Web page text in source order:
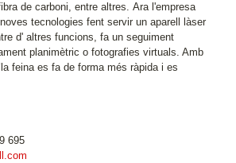
de carboni, entre altres. Ara l'empresa
tecnologies fent servir un aparell làser
d' altres funcions, fa un seguiment
planimètric o fotografies virtuals. Amb
feina es fa de forma més ràpida i es
695